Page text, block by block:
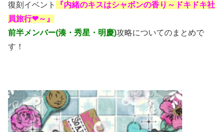
復刻イベント
『内緒のキスはシャボンの香り～ドキドキ社
員旅行❤～』
前半メンバー(湊・秀星・明慶)攻略についてのまとめで
す！